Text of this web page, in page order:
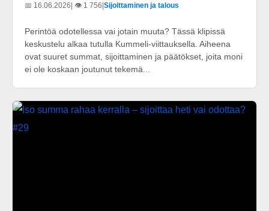
📅 16.06.2026| 👁️ 1 756|Sijoittaminen ja talous
Perintöä odotellessa vai jotain muuta? Tässä klipissä
keskustelu alkaa tutulla Kummeli-viittauksella. Aiheena
ovat suuret summat, sijoittaminen ja päätökset, joita moni
ei ole koskaan joutunut tekemä...